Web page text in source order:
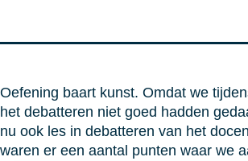
Oefening baart kunst. Omdat we
het debatteren niet goed hadden
nu ook les in debatteren van het
waren er een aantal punten waar we